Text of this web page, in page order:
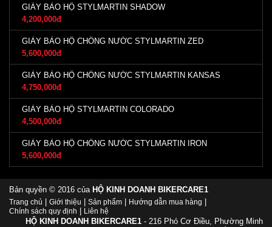
GIÀY BẢO HỘ STYLMARTIN SHADOW
4,200,000đ
GIÀY BẢO HỘ CHỐNG NƯỚC STYLMARTIN ZED
5,600,000đ
GIÀY BẢO HỘ CHỐNG NƯỚC STYLMARTIN KANSAS
4,750,000đ
GIÀY BẢO HỘ STYLMARTIN COLORADO
4,500,000đ
GIÀY BẢO HỘ CHỐNG NƯỚC STYLMARTIN IRON
5,600,000đ
Bản quyền © 2016 của HỘ KINH DOANH BIKERCARE1
Trang chủ Giới thiệu Sản phẩm Hướng dẫn mua hàng
Chính sách quy định Liên hệ
HỘ KINH DOANH BIKERCARE1 - 216 Phó Cơ Điều, Phường Minh